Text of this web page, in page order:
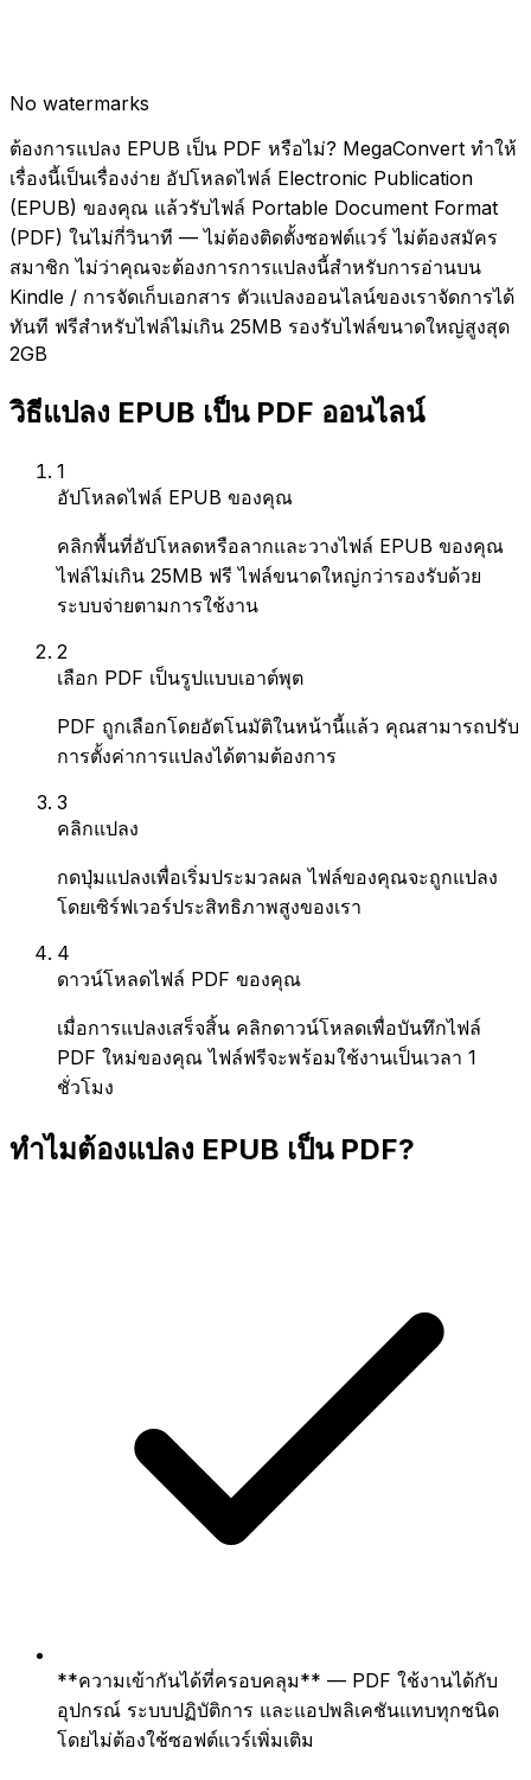
No watermarks
ต้องการแปลง EPUB เป็น PDF หรือไม่? MegaConvert ทำให้
เรื่องนี้เป็นเรื่องง่าย อัปโหลดไฟล์ Electronic Publication
(EPUB) ของคุณ แล้วรับไฟล์ Portable Document Format
(PDF) ในไม่กี่วินาที — ไม่ต้องติดตั้งซอฟต์แวร์ ไม่ต้องสมัคร
สมาชิก ไม่ว่าคุณจะต้องการการแปลงนี้สำหรับการอ่านบน
Kindle / การจัดเก็บเอกสาร ตัวแปลงออนไลน์ของเราจัดการได้
ทันที ฟรีสำหรับไฟล์ไม่เกิน 25MB รองรับไฟล์ขนาดใหญ่สูงสุด
2GB
วิธีแปลง EPUB เป็น PDF ออนไลน์
1
อัปโหลดไฟล์ EPUB ของคุณ
คลิกพื้นที่อัปโหลดหรือลากและวางไฟล์ EPUB ของคุณ
ไฟล์ไม่เกิน 25MB ฟรี ไฟล์ขนาดใหญ่กว่ารองรับด้วย
ระบบจ่ายตามการใช้งาน
2
เลือก PDF เป็นรูปแบบเอาต์พุต
PDF ถูกเลือกโดยอัตโนมัติในหน้านี้แล้ว คุณสามารถปรับ
การตั้งค่าการแปลงได้ตามต้องการ
3
คลิกแปลง
กดปุ่มแปลงเพื่อเริ่มประมวลผล ไฟล์ของคุณจะถูกแปลง
โดยเซิร์ฟเวอร์ประสิทธิภาพสูงของเรา
4
ดาวน์โหลดไฟล์ PDF ของคุณ
เมื่อการแปลงเสร็จสิ้น คลิกดาวน์โหลดเพื่อบันทึกไฟล์
PDF ใหม่ของคุณ ไฟล์ฟรีจะพร้อมใช้งานเป็นเวลา 1
ชั่วโมง
ทำไมต้องแปลง EPUB เป็น PDF?
**ความเข้ากันได้ที่ครอบคลุม** — PDF ใช้งานได้กับ
อุปกรณ์ ระบบปฏิบัติการ และแอปพลิเคชันแทบทุกชนิด
โดยไม่ต้องใช้ซอฟต์แวร์เพิ่มเติม